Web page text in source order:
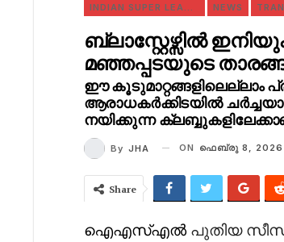
NEWS
ബ്ലാസ്റ്റേഴ്സിൽ
മഞ്ഞപ്പടയുടെ
ഈ
ആരാധകർക്കിടയിൽ
നയിക്കുന്ന
By JHA ON ഫെബ്രു 8, 2026
Share
ഐഎസ്എൽപുതിയ